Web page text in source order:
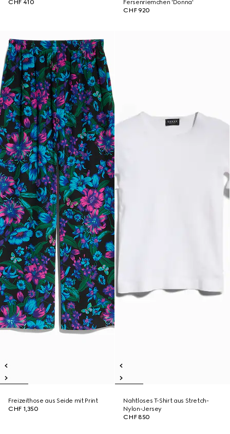
CHF 410
Fersenriemchen 'Donna'
CHF 920
Neu
Freizeithose aus Seide mit Print
CHF 1,350
Nahtloses T-Shirt aus Stretch-
Nylon-Jersey
CHF 850